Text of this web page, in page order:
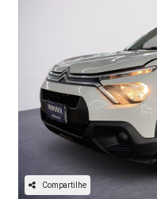
Compartilhe